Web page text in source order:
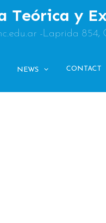
Teórica y
-Laprida
NEWS CONTACT